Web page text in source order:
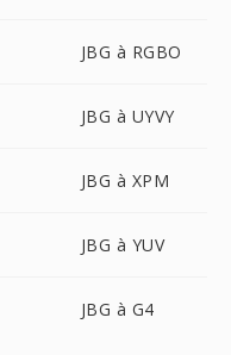
JBG à RGBO
JBG à UYVY
JBG à XPM
JBG à YUV
JBG à G4